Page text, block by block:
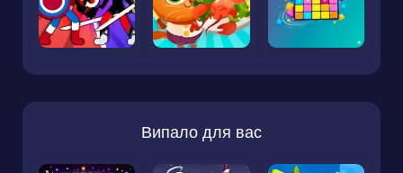
Випало для вас